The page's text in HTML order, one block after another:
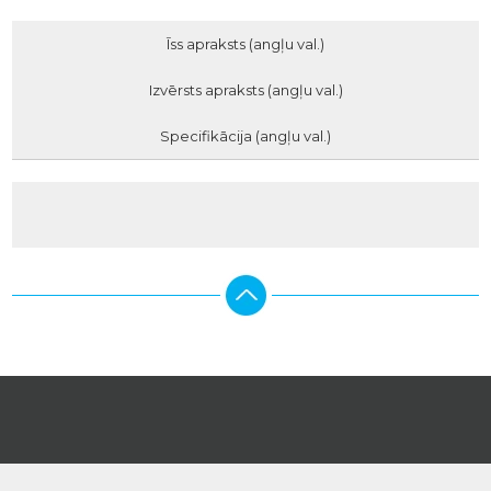
Īss apraksts (angļu val.)
Izvērsts apraksts (angļu val.)
Specifikācija (angļu val.)